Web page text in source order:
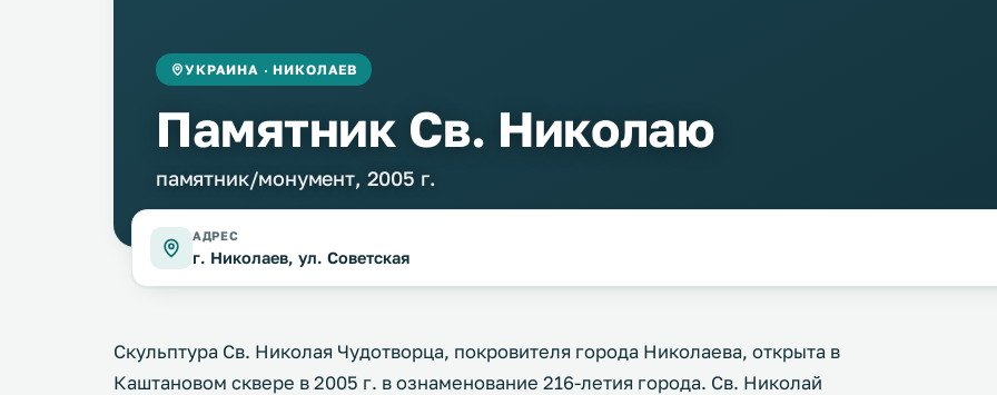
УКРАИНА · НИКОЛАЕВ
Памятник Св. Николаю
памятник/монумент, 2005 г.
АДРЕС
г. Николаев, ул. Советская
Скульптура Св. Николая Чудотворца, покровителя города Николаева, открыта в
Каштановом сквере в 2005 г. в ознаменование 216-летия города. Св. Николай